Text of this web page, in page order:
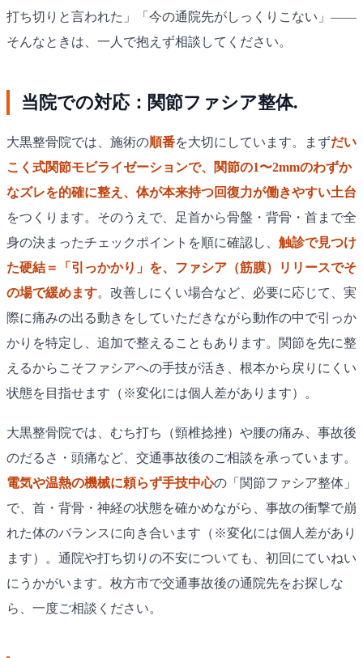
打ち切りと言われた」「今の通院先がしっくりこない」——
そんなときは、一人で抱えず相談してください。
当院での対応：関節ファシア整体.
大黒整骨院では、施術の順番を大切にしています。まずだい
こく式関節モビライゼーションで、関節の1〜2mmのわずか
なズレを的確に整え、体が本来持つ回復力が働きやすい土台
をつくります。そのうえで、足首から骨盤・背骨・首まで全
身の決まったチェックポイントを順に確認し、 触診で見つけ
た硬結＝「引っかかり」を、ファシア（筋膜）リリースでそ
の場で緩めます。改善しにくい場合など、必要に応じて、実
際に痛みの出る動きをしていただきながら動作の中で引っか
かりを特定し、追加で整えることもあります。関節を先に整
えるからこそファシアへの手技が活き、根本から戻りにくい
状態を目指せます（※変化には個人差があります）。
大黒整骨院では、むち打ち（頸椎捻挫）や腰の痛み、事故後
のだるさ・頭痛など、交通事故後のご相談を承っています。
電気や温熱の機械に頼らず手技中心の「関節ファシア整体」
で、首・背骨・神経の状態を確かめながら、事故の衝撃で崩
れた体のバランスに向き合います（※変化には個人差があり
ます）。通院や打ち切りの不安についても、初回にていねい
にうかがいます。枚方市で交通事故後の通院先をお探しな
ら、一度ご相談ください。